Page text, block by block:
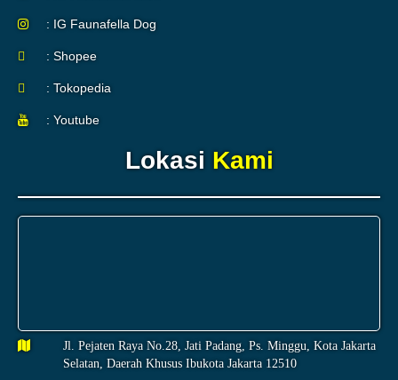
: IG Faunafella Dog
: Shopee
: Tokopedia
: Youtube
Lokasi Kami
Jl. Pejaten Raya No.28, Jati Padang, Ps. Minggu, Kota Jakarta
Selatan, Daerah Khusus Ibukota Jakarta 12510